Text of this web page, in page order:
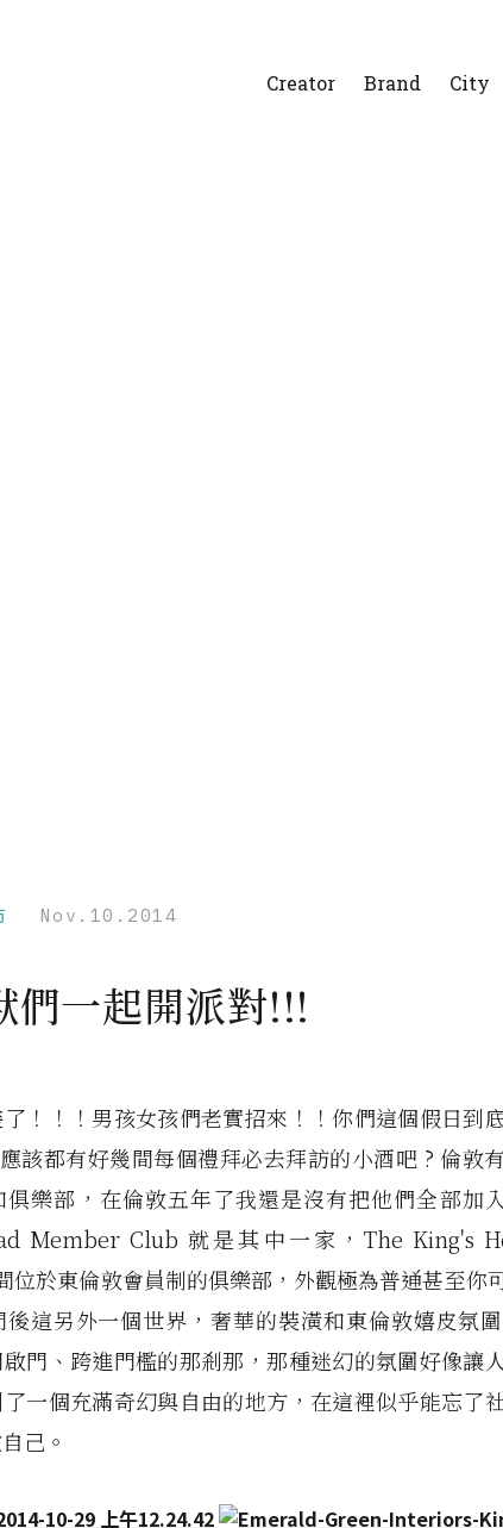
Creator Brand City
Nov.10.2014
們一起開派對!!!
！！！男孩女孩們老實招來！！你們這個假日到
該都有好幾間每個禮拜必去拜訪的小酒吧 ? 倫敦
俱樂部，在倫敦五年了我還是沒有把他們全部加
Member Club 就是其中一家，The King's
位於東倫敦會員制的俱樂部，外觀極為普通甚至你
這另外一個世界，奢華的裝潢和東倫敦嬉皮氛
門、跨進門檻的那剎那，那種迷幻的氛圍好像讓
一個充滿奇幻與自由的地方，在這裡似乎能忘了
己。